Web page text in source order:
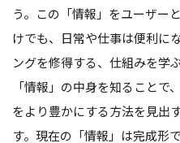
う。この「情報」をユーザー
けでも、日常や仕事は便利に
ングを修得する、仕組みを学
「情報」の中身を知ることで
をより豊かにする方法を見出
す。現在の「情報」は完成形